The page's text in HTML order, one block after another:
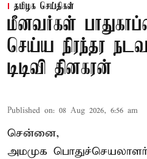
தமிழக செய்திகள்
மீனவர்கள்
செய்ய நிரந்தர
டிடிவி தினகரன்
Published on: 08 Aug 2026, 6:56 am
சென்னை,
அமமுக பொதுச்செயலாளர்